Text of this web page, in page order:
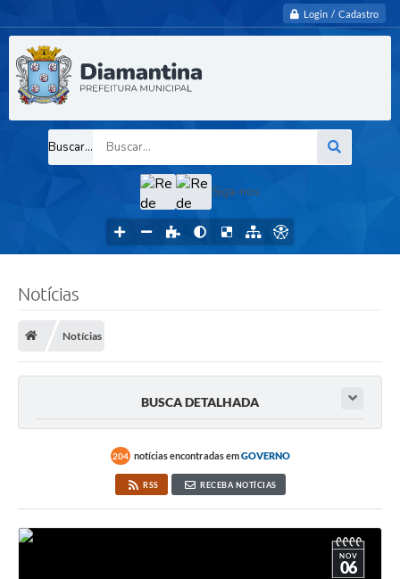
Login / Cadastro
Buscar...
Siga-nos
Notícias
Notícias
BUSCA DETALHADA
204 notícias encontradas emGOVERNO
RSS RECEBA NOTÍCIAS
NOV
06